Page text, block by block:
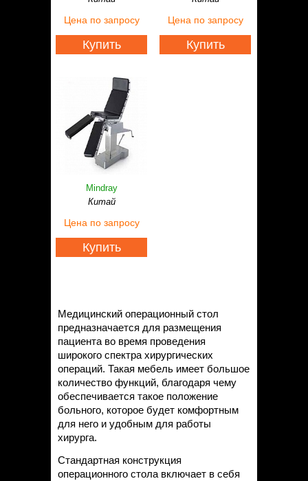
Статьи
Контакты
Цена по запросу
Купить
Цена по запросу
Купить
Mindray
Китай
Цена по запросу
Купить
Медицинский операционный стол
предназначается для размещения
пациента во время проведения
широкого спектра хирургических
операций. Такая мебель имеет большое
количество функций, благодаря чему
обеспечивается такое положение
больного, которое будет комфортным
для него и удобным для работы
хирурга.
Стандартная конструкция
операционного стола включает в себя